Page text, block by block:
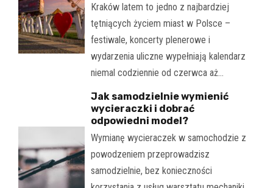
Kraków latem to jedno z najbardziej
tętniących życiem miast w Polsce –
festiwale, koncerty plenerowe i
wydarzenia uliczne wypełniają kalendarz
niemal codziennie od czerwca aż…
Jak samodzielnie wymienić
wycieraczki i dobrać
odpowiedni model?
Wymianę wycieraczek w samochodzie z
powodzeniem przeprowadzisz
samodzielnie, bez konieczności